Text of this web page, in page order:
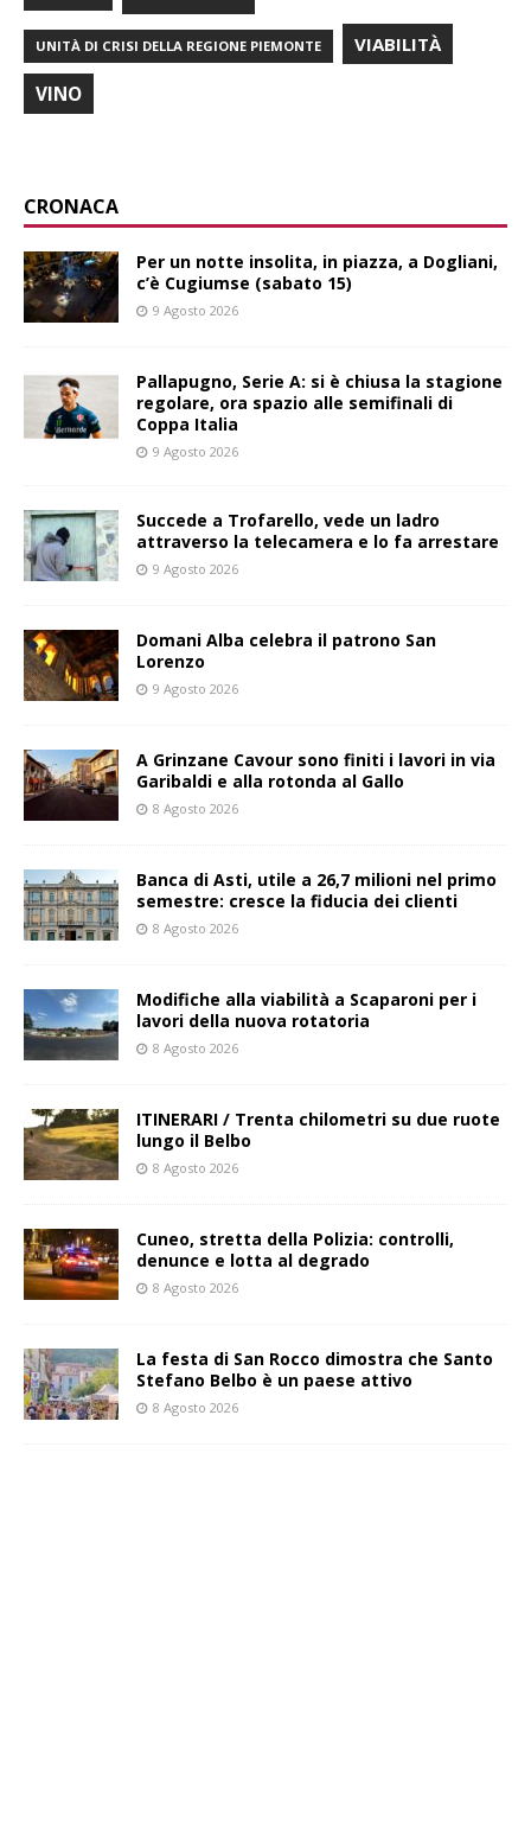
UNITÀ DI CRISI DELLA REGIONE PIEMONTE VIABILITÀ
VINO
CRONACA
Per un notte insolita, in piazza, a Dogliani,
c’è Cugiumse (sabato 15)
9 Agosto 2026
Pallapugno, Serie A: si è chiusa la stagione
regolare, ora spazio alle semifinali di
Coppa Italia
9 Agosto 2026
Succede a Trofarello, vede un ladro
attraverso la telecamera e lo fa arrestare
9 Agosto 2026
Domani Alba celebra il patrono San
Lorenzo
9 Agosto 2026
A Grinzane Cavour sono finiti i lavori in via
Garibaldi e alla rotonda al Gallo
8 Agosto 2026
Banca di Asti, utile a 26,7 milioni nel primo
semestre: cresce la fiducia dei clienti
8 Agosto 2026
Modifiche alla viabilità a Scaparoni per i
lavori della nuova rotatoria
8 Agosto 2026
ITINERARI / Trenta chilometri su due ruote
lungo il Belbo
8 Agosto 2026
Cuneo, stretta della Polizia: controlli,
denunce e lotta al degrado
8 Agosto 2026
La festa di San Rocco dimostra che Santo
Stefano Belbo è un paese attivo
8 Agosto 2026